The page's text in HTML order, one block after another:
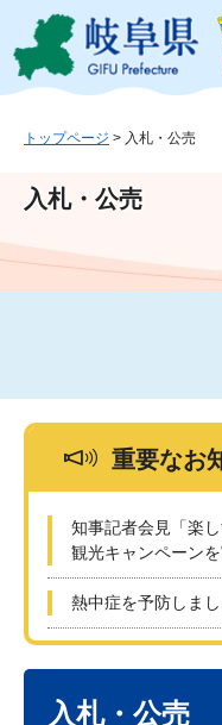
ジ
ュ
文
こ
トップページ > 入札・公売
入札・公売
重要なお
知事記者会見「楽
観光キャンペーン
熱中症を予防しまし
入札・公売